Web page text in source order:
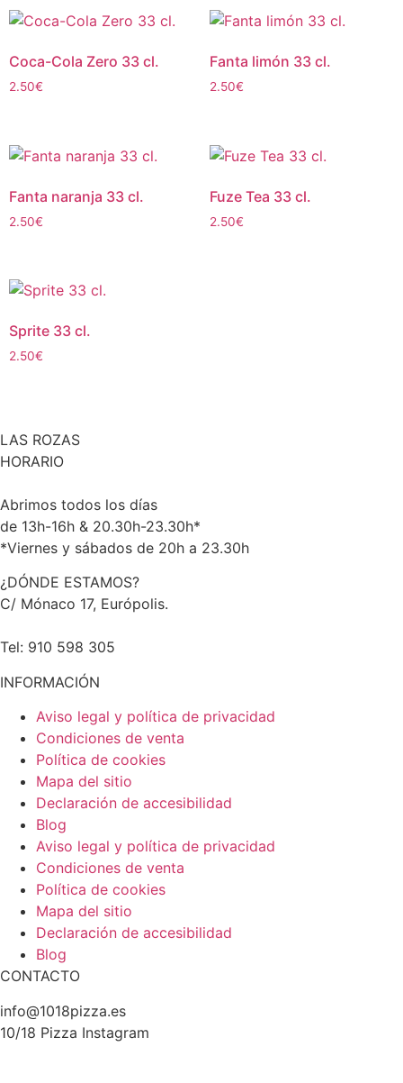
Coca-Cola Zero 33 cl.
2.50€
Fanta limón 33 cl.
2.50€
Fanta naranja 33 cl.
2.50€
Fuze Tea 33 cl.
2.50€
Sprite 33 cl.
2.50€
LAS ROZAS
HORARIO
Abrimos todos los días
de 13h-16h & 20.30h-23.30h*
*Viernes y sábados de 20h a 23.30h
¿DÓNDE ESTAMOS?
C/ Mónaco 17, Európolis.
Tel: 910 598 305
INFORMACIÓN
Aviso legal y política de privacidad
Condiciones de venta
Política de cookies
Mapa del sitio
Declaración de accesibilidad
Blog
Aviso legal y política de privacidad
Condiciones de venta
Política de cookies
Mapa del sitio
Declaración de accesibilidad
Blog
CONTACTO
info@1018pizza.es
10/18 Pizza Instagram